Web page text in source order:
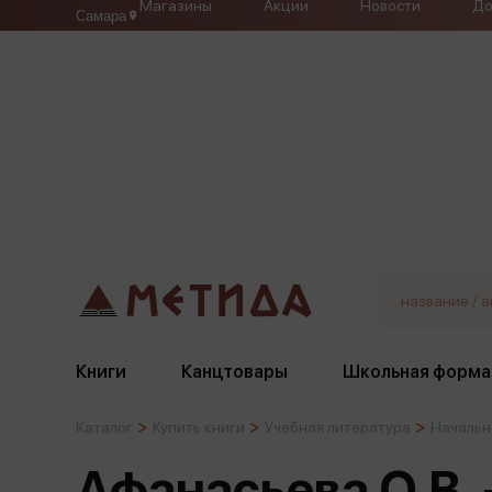
Самара
Магазины Акции Новости
Книги Канцтовары Школьная форма